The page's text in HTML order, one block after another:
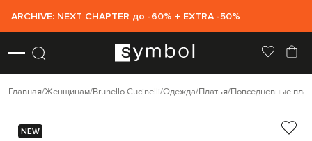
ARCHIVE: NEXT CHAPTER до -60% + EXTRA -50%
Главная Женщинам Brunello Cucinelli Одежда Платья Повседневные
NEW